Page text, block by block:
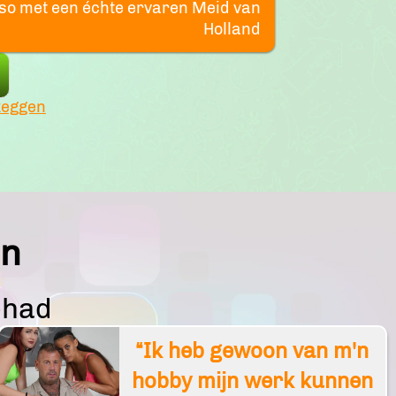
met een échte ervaren Meid van
Holland
“Ik heb gewoon van m'n
hobby mijn werk kunnen